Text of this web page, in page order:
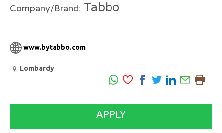
Company/Brand: Tabbo
www.bytabbo.com
Lombardy
APPLY